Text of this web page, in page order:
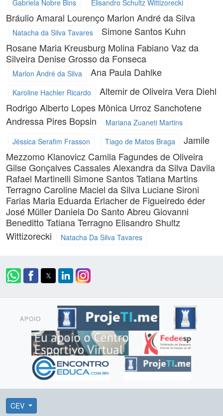
Gabriela Nobre Bins Elisandro Schultz Wittizorecki
Bráulio Amaral Lourenço Marlon André da Silva
Natacha da Silva Tavares
Simone Santos Kuhn
Rosane Maria Kreusburg Molina Fabiano Vaz da
Silveira Denise Grosso da Fonseca
Marlon André da Silva Ana Paula Dahlke
Karoline Hachler Ricardo Altemir de OliveiraVera Diehl
Rodrigo Alberto Lopes Mônica Urroz Sanchotene
Andressa Pires Bopsin
Mariana Zuaneti Martins
Jéssica Serafim Frasson
Tiago de Matos Braga
Jamile
Mezzomo Klanovicz Camila Fagundes de Oliveira
Gilse Gonçalves CassalesAlexandra da Silva Davila
Rafael Martinelli Simone SantosTatiana Martins
Terragno Caroline Maciel da Silva Luciane Sironi
Farias Maria Eduarda Erlacher de Figueiredo éder
José Müller Daniela Do Santo Abreu Giovanni
Beneditto Tatiana Terragno Elisandro Shultz
Wittizorecki
Natacha Da Silva Tavares
APOIO
CEV